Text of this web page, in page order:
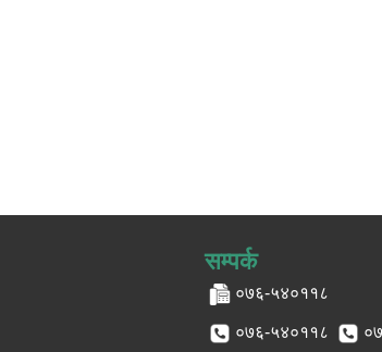
सम्पर्क
०७६-५४०११८
०७६-५४०११८